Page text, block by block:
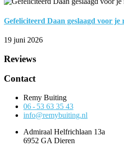
Gefeliciteerd Daan geslaagd voor
19 juni 2026
Reviews
Contact
Remy Buiting
06 - 53 63 35 43
info@remybuiting.nl
Admiraal Helfrichlaan 13a
6952 GA Dieren